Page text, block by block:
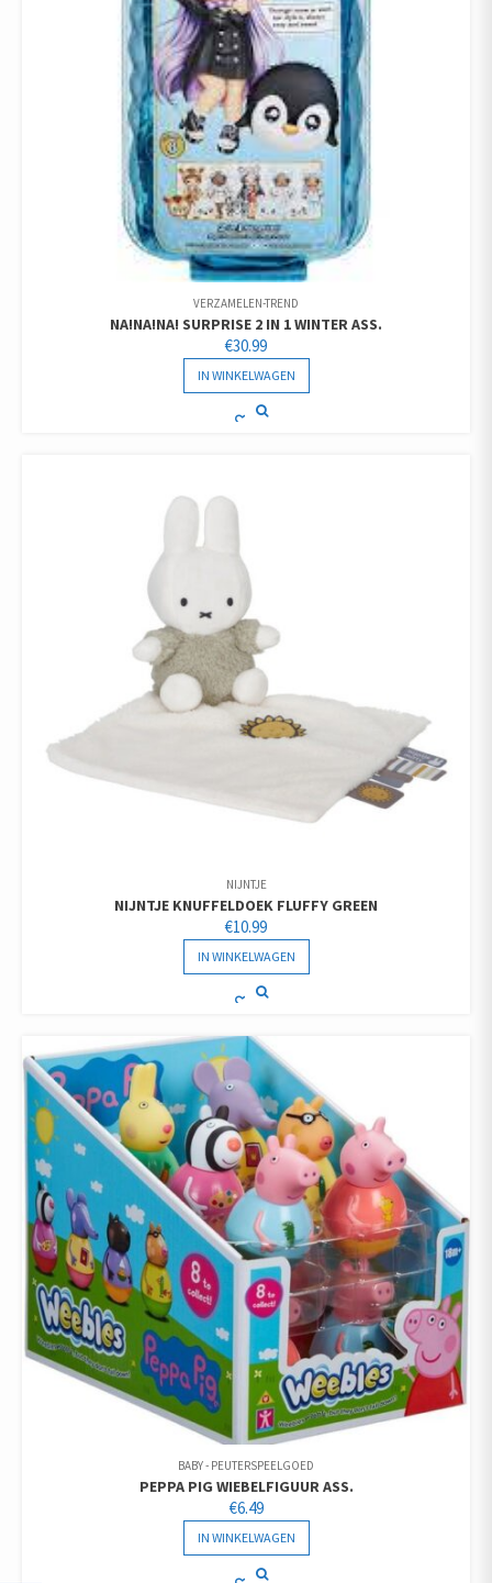
VERZAMELEN-TREND
NA!NA!NA! SURPRISE 2 IN 1 WINTER ASS.
€30.99
IN WINKELWAGEN
NIJNTJE
NIJNTJE KNUFFELDOEK FLUFFY GREEN
€10.99
IN WINKELWAGEN
BABY - PEUTERSPEELGOED
PEPPA PIG WIEBELFIGUUR ASS.
€6.49
IN WINKELWAGEN